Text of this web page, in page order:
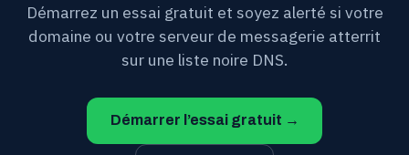
Démarrez un essai gratuit et soyez alerté si votre
domaine ou votre serveur de messagerie atterrit
sur une liste noire DNS.
Démarrer l’essai gratuit →